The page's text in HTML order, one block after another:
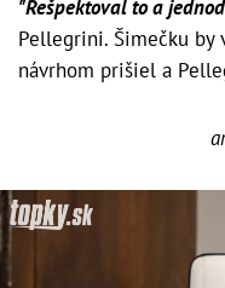
"Rešpektoval to a
Pellegrini. Šimečku by
návrhom prišiel a